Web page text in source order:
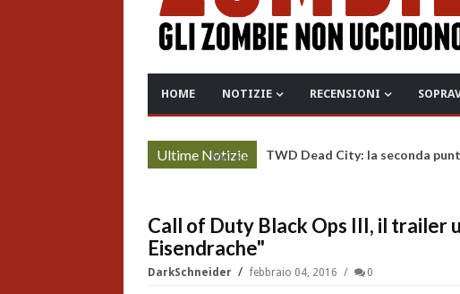
HOME NOTIZIE RECENSIONI
Ultime Notizie
More » TWD Dead City: la seconda
Call of Duty Black Ops III, il
Eisendrache"
DarkSchneider febbraio 04, 2016 0